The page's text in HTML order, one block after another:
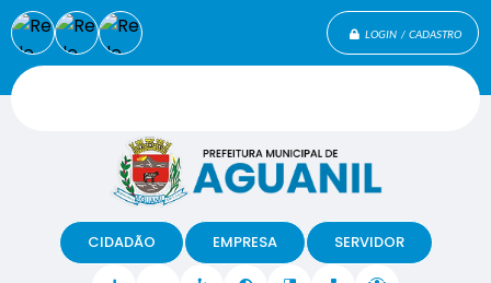
LOGIN / CADASTRO
CIDADÃO EMPRESA SERVIDOR